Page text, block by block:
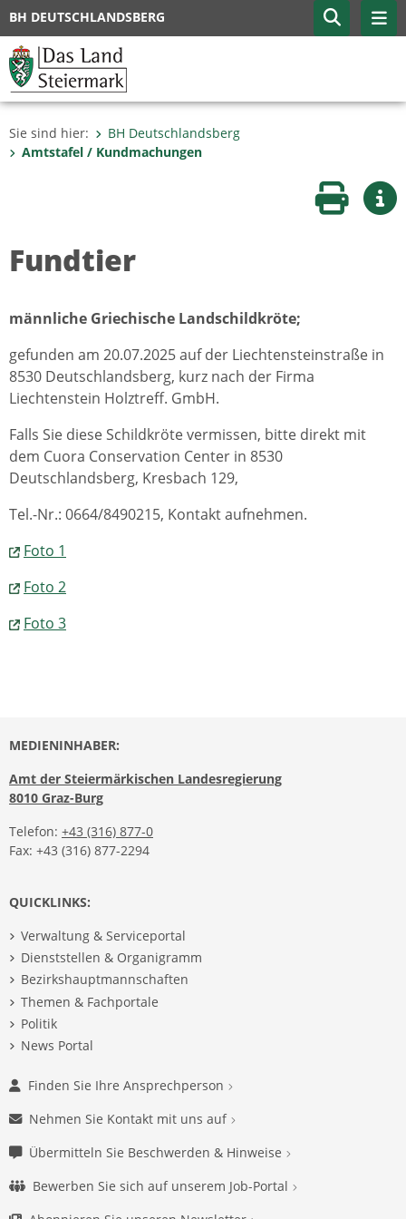
BH DEUTSCHLANDSBERG
Sie sind hier:
BH Deutschlandsberg
Amtstafel / Kundmachungen
Seite
Fundtier
männliche Griechische Landschildkröte;
gefunden am 20.07.2025 auf der Liechtensteinstraße in
8530 Deutschlandsberg, kurz nach der Firma
Liechtenstein Holztreff. GmbH.
Falls Sie diese Schildkröte vermissen, bitte direkt mit
dem Cuora Conservation Center in 8530
Deutschlandsberg, Kresbach 129,
Tel.-Nr.: 0664/8490215, Kontakt aufnehmen.
Foto 1
Foto 2
Foto 3
MEDIENINHABER:
Amt der Steiermärkischen Landesregierung
8010 Graz-Burg
Telefon: +43 (316) 877-0
Fax: +43 (316) 877-2294
QUICKLINKS:
Verwaltung & Serviceportal
Dienststellen & Organigramm
Bezirkshauptmannschaften
Themen & Fachportale
Politik
News Portal
Finden Sie Ihre Ansprechperson
Nehmen Sie Kontakt mit uns auf
Übermitteln Sie Beschwerden & Hinweise
Bewerben Sie sich auf unserem Job-Portal